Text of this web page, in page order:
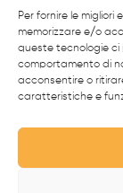
Per fornire le migliori
memorizzare e/o
queste tecnologie ci
comportamento di
acconsentire o
caratteristiche e
CANCELLI
CANCELLI IN
RECINZIONI
SCALE IN
SCALE IN